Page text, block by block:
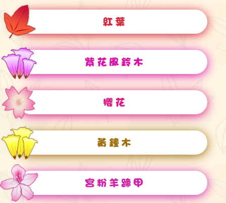
紅葉
紫花風鈴木
櫻花
黃鐘木
宮粉羊蹄甲